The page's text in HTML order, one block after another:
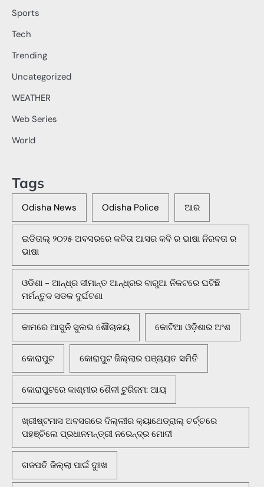
Sports
Tech
Trending
Uncategorized
WEATHER
Web Series
World
Tags
Odisha News Odisha Police ଆର
ଇଡିତାଲ୍ ୨୦୨୫ ଅବସରରେ କବିତା ଆସର କବି ର ଭାଷା ନିରବତା ର
ଭାଷା
ଓଡିଶା - ଆନ୍ଧ୍ର ସୀମାନ୍ତ ଆନ୍ଧ୍ରର ବାରୁଆ ନିକଟରେ ଘଟିଛି
ମର୍ମନ୍ତୁଦ ସଡକ ଦୁର୍ଘଟଣା
କାମରେ ଆସୁନି ସୁଲଭ ଶୌଚାଳୟ କୋଟିଆ ଓଡ଼ିଶାର ଅଂଶ
କୋରାପୁଟ କୋରାପୁଟ ଜିଲ୍ଲାର ପଞ୍ଚାୟତ ସମିତି
କୋରାପୁଟରେ କାଶ୍ମୀର ଶୈଳୀ ଟୁରିଜମ: ଆୟ
ଖ୍ରୀଷ୍ଟମାସ ଅବସରରେ ଦିଲ୍ଲୀର କ୍ୟାଥେଡ୍ରାଲ୍ ଚର୍ଚ୍ଚରେ
ପହଞ୍ଚିଲେ ପ୍ରଧାନମନ୍ତ୍ରୀ ନରେନ୍ଦ୍ର ମୋଦୀ
ଗଜପତି ଜିଲ୍ଲା ପାଇଁ ଦୁଃଖ